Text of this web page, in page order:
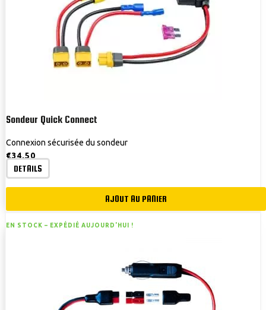
Sondeur Quick Connect
Connexion sécurisée du sondeur
€34,50
DETAILS
AJOUT AU PANIER
EN STOCK – EXPÉDIÉ AUJOURD'HUI !